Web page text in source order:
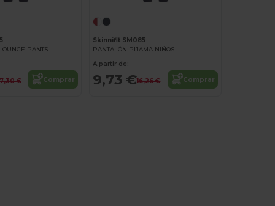
PANTS
€ Comprar
Skinnifit SM085
PANTALÓN PIJAMA NIÑOS
A partir de:
9,73 €16,26 € Comprar